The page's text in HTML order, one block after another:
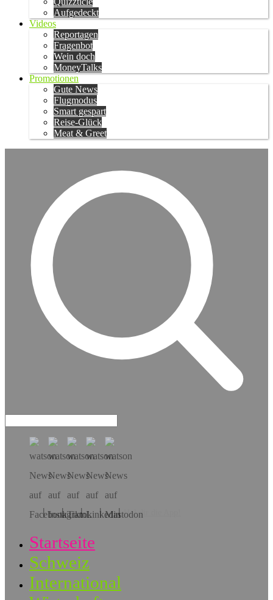
Aufgedeckt
Videos
Reportagen
Fragenbot
Wein doch
MoneyTalks
Promotionen
Gute News
Flugmodus
Smart gespart
Reise-Glück
Meat & Greet
Hol dir die App!
Startseite
Schweiz
International